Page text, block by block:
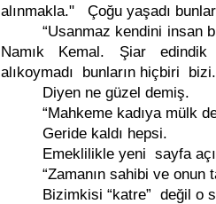
alınmakla." Çoğu yaşadı
“Usanmaz kendini insan
Namık Kemal. Şiar
alıkoymadı bunların hiçbiri bizi.
Diyen ne güzel demiş.
“Mahkeme kadıya mülk
Geride kaldı hepsi.
Emeklilikle yeni sayfa
“Zamanın sahibi ve onun
Bizimkisi “katre” değil o